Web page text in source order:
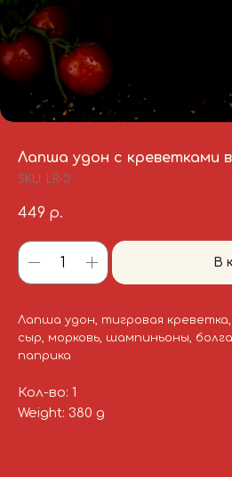
Лапша удон с креветками
SKU: LR-3
449 р.
В
Лапша удон, тигровая креветка,
сыр, морковь, шампиньоны,
паприка
Кол-во: 1
Weight: 380 g